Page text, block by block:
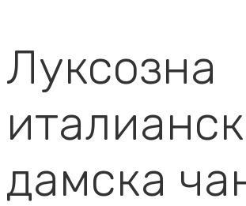
Луксозна
дамска